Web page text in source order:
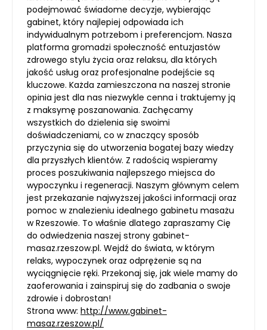
podejmować świadome decyzje, wybierając
gabinet, który najlepiej odpowiada ich
indywidualnym potrzebom i preferencjom. Nasza
platforma gromadzi społeczność entuzjastów
zdrowego stylu życia oraz relaksu, dla których
jakość usług oraz profesjonalne podejście są
kluczowe. Każda zamieszczona na naszej stronie
opinia jest dla nas niezwykle cenna i traktujemy ją
z maksymę poszanowania. Zachęcamy
wszystkich do dzielenia się swoimi
doświadczeniami, co w znaczący sposób
przyczynia się do utworzenia bogatej bazy wiedzy
dla przyszłych klientów. Z radością wspieramy
proces poszukiwania najlepszego miejsca do
wypoczynku i regeneracji. Naszym głównym celem
jest przekazanie najwyższej jakości informacji oraz
pomoc w znalezieniu idealnego gabinetu masażu
w Rzeszowie. To właśnie dlatego zapraszamy Cię
do odwiedzenia naszej strony gabinet-
masaz.rzeszow.pl. Wejdź do świata, w którym
relaks, wypoczynek oraz odprężenie są na
wyciągnięcie ręki. Przekonaj się, jak wiele mamy do
zaoferowania i zainspiruj się do zadbania o swoje
zdrowie i dobrostan!
Strona www: http://www.gabinet-
masaz.rzeszow.pl/